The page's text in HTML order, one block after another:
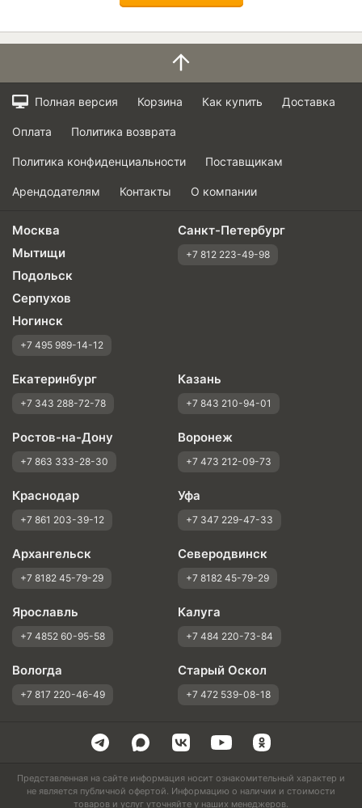
Полная версия Корзина Как купить Доставка
Оплата Политика возврата
Политика конфиденциальности Поставщикам
Арендодателям Контакты О компании
Москва
Мытищи
Подольск
Серпухов
Ногинск
+7 495 989-14-12
Санкт-Петербург
+7 812 223-49-98
Екатеринбург
+7 343 288-72-78
Казань
+7 843 210-94-01
Ростов-на-Дону
+7 863 333-28-30
Воронеж
+7 473 212-09-73
Краснодар
+7 861 203-39-12
Уфа
+7 347 229-47-33
Архангельск
+7 8182 45-79-29
Северодвинск
+7 8182 45-79-29
Ярославль
+7 4852 60-95-58
Калуга
+7 484 220-73-84
Вологда
+7 817 220-46-49
Старый Оскол
+7 472 539-08-18
Представленная на сайте информация носит ознакомительный характер и
не является публичной офертой. Информацию о наличии и стоимости
товаров и услуг уточняйте у наших менеджеров.